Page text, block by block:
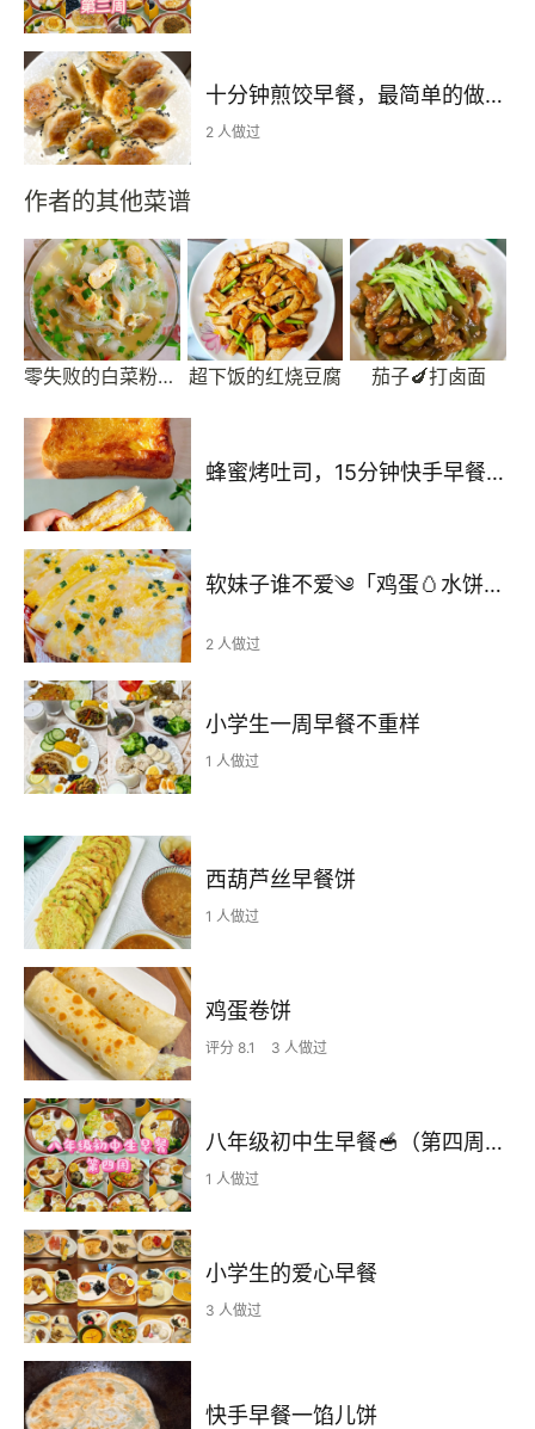
十分钟煎饺早餐，最简单的做法超好吃
2 人做过
作者的其他菜谱
零失败的白菜粉丝汤 超下饭的红烧豆腐 茄子🍆打卤面
蜂蜜烤吐司，15分钟快手早餐，外脆里软，小学生营养早餐必备
软妹子谁不爱༄「鸡蛋🥚水饼🫓」༄
2 人做过
小学生一周早餐不重样
1 人做过
西葫芦丝早餐饼
1 人做过
鸡蛋卷饼
评分 8.1 3 人做过
八年级初中生早餐🥣（第四周）2025.9.22-2025.9.28
1 人做过
小学生的爱心早餐
3 人做过
快手早餐一馅儿饼